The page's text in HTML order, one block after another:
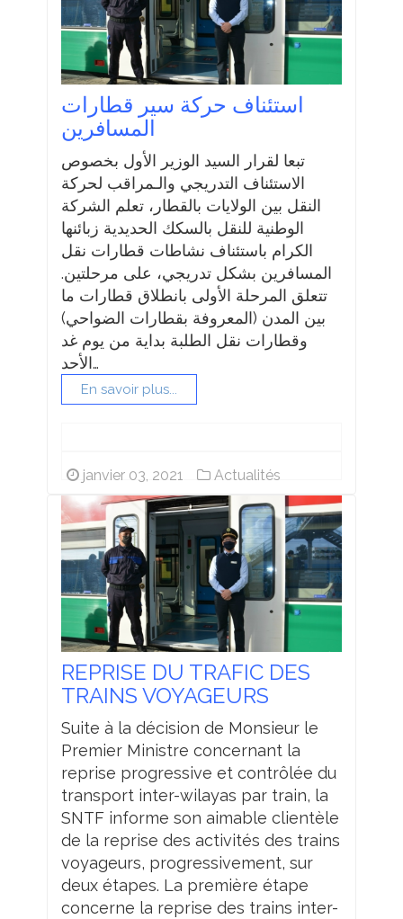
استئناف حركة سير قطارات
المسافرين
تبعا لقرار السيد الوزير الأول بخصوص
الاستئناف التدريجي والـمراقب لحركة
النقل بين الولايات بالقطار، تعلم الشركة
الوطنية للنقل بالسكك الحديدية زبائنها
الكرام باستئناف نشاطات قطارات نقل
المسافرين بشكل تدريجي، على مرحلتين.
تتعلق المرحلة الأولى بانطلاق قطارات ما
بين المدن (المعروفة بقطارات الضواحي)
وقطارات نقل الطلبة بداية من يوم غد
الأحد…
En savoir plus...
janvier 03, 2021 Actualités
REPRISE DU TRAFIC DES
TRAINS VOYAGEURS
Suite à la décision de Monsieur le
Premier Ministre concernant la
reprise progressive et contrôlée du
transport inter-wilayas par train, la
SNTF informe son aimable clientèle
de la reprise des activités des trains
voyageurs, progressivement, sur
deux étapes. La première étape
concerne la reprise des trains inter-